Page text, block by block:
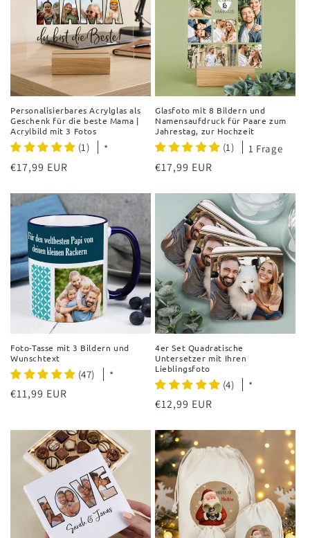
Personalisierbares Acrylglas als
Geschenk für die beste Mama |
Acrylbild mit 3 Fotos
(1) *
Normaler
€17,99 EUR
Glasfoto mit 8 Bildern und
Namensaufdruck für Paare zum
Jahrestag, zur Hochzeit
(1) 1 Frage
Normaler
€17,99 EUR
Foto-Tasse mit 3 Bildern und
Wunschtext
(47) *
Normaler
€11,99 EUR
4er Set Quadratische
Untersetzer mit Ihren
Lieblingsfoto
(4) *
Normaler
€12,99 EUR